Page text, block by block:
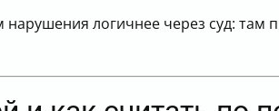
логичнее через суд: там